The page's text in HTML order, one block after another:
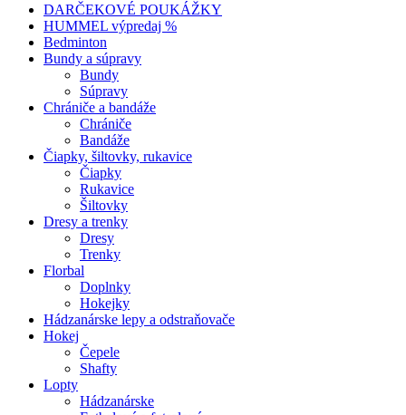
DARČEKOVÉ POUKÁŽKY
HUMMEL výpredaj %
Bedminton
Bundy a súpravy
Bundy
Súpravy
Chrániče a bandáže
Chrániče
Bandáže
Čiapky, šiltovky, rukavice
Čiapky
Rukavice
Šiltovky
Dresy a trenky
Dresy
Trenky
Florbal
Doplnky
Hokejky
Hádzanárske lepy a odstraňovače
Hokej
Čepele
Shafty
Lopty
Hádzanárske